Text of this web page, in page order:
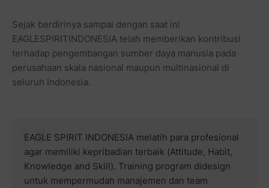
Sejak berdirinya sampai dengan saat ini
EAGLESPIRITINDONESIA telah memberikan kontribusi
terhadap pengembangan sumber daya manusia pada
perusahaan skala nasional maupun multinasional di
seluruh Indonesia.
EAGLE SPIRIT INDONESIA melatih para profesional
agar memiliki kepribadian terbaik (Attitude, Habit,
Knowledge and Skill). Training program didesign
untuk mempermudah manajemen dan team